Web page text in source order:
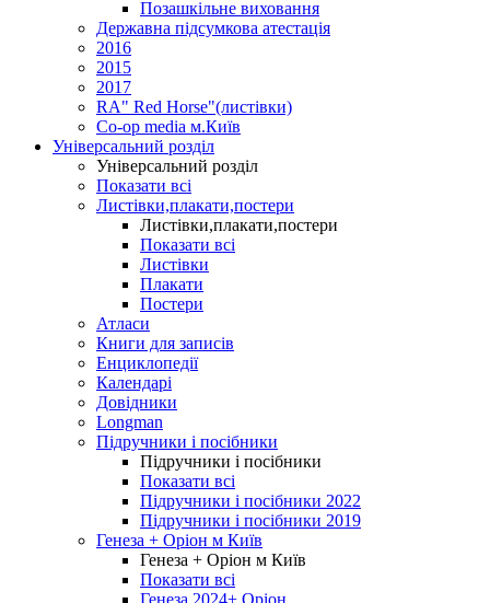
Позашкільне виховання
Державна підсумкова атестація
2016
2015
2017
RA" Red Horse"(листівки)
Co-op media м.Київ
Універсальний розділ
Універсальний розділ
Показати всі
Листівки,плакати,постери
Листівки,плакати,постери
Показати всі
Листівки
Плакати
Постери
Атласи
Книги для записів
Енциклопедії
Календарі
Довідники
Longman
Підручники і посібники
Підручники і посібники
Показати всі
Підручники і посібники 2022
Підручники і посібники 2019
Генеза + Оріон м Київ
Генеза + Оріон м Київ
Показати всі
Генеза 2024+ Оріон